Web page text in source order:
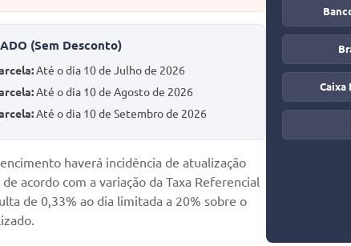
(Sem Desconto)
Até o dia 10 de Julho de 2026
Até o dia 10 de Agosto de 2026
Até o dia 10 de Setembro de 2026
haverá incidência de atualização
acordo com a variação da Taxa Referencial
de 0,33% ao dia limitada a 20% sobre o
Caixa